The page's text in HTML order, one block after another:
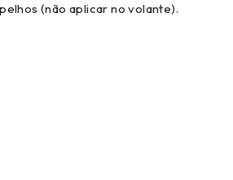
(não aplicar no volante).